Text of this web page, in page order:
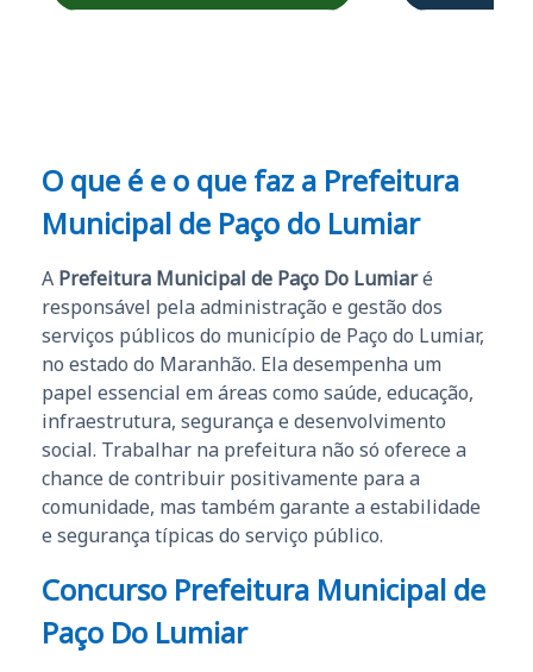
O que é e o que faz a Prefeitura
Municipal de Paço do Lumiar
A Prefeitura Municipal de Paço Do Lumiaré
responsável pela administração e gestão dos
serviços públicos do município de Paço do Lumiar,
no estado do Maranhão. Ela desempenha um
papel essencial em áreas como saúde, educação,
infraestrutura, segurança e desenvolvimento
social. Trabalhar na prefeitura não só oferece a
chance de contribuir positivamente para a
comunidade, mas também garante a estabilidade
e segurança típicas do serviço público.
Concurso Prefeitura Municipal de
Paço Do Lumiar